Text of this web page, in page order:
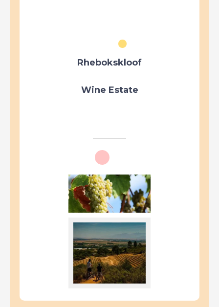
Rhebokskloof
Wine Estate